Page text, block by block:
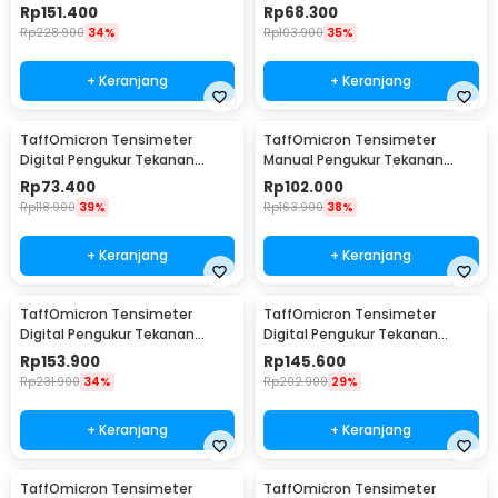
Darah Bahasa Indonesia -
RAK289
Rp151.400
Rp228.900 34%
+ Keranjang
Darah English Voice - BW-3205
Rp68.300
Rp103.900 35%
+ Keranjang
TaffOmicron Tensimeter
Digital Pengukur Tekanan
Darah Wrist Monitor - CK-102S
Rp73.400
Rp118.900 39%
+ Keranjang
TaffOmicron Tensimeter
Manual Pengukur Tekanan
Darah Stetoskop Set - 0197
Rp102.000
Rp163.900 38%
+ Keranjang
TaffOmicron Tensimeter
Digital Pengukur Tekanan
Darah Bahasa Indonesia - RAK-
283
Rp153.900
Rp231.900 34%
+ Keranjang
TaffOmicron Tensimeter
Digital Pengukur Tekanan
Darah Dual Power - RAK-283
Rp145.600
Rp202.900 29%
+ Keranjang
TaffOmicron Tensimeter TaffOmicron Tensimeter